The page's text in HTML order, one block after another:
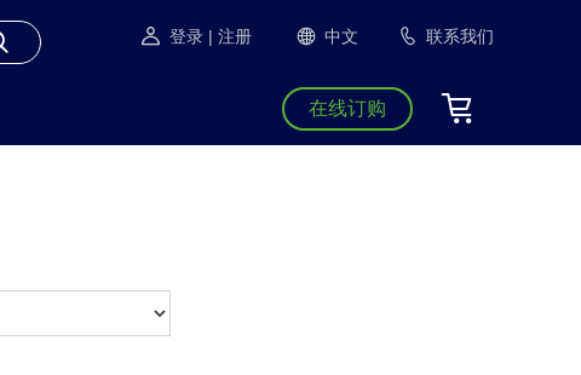
登录 | 注册 中文 联系我们
在线订购